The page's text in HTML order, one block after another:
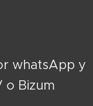
whatsApp y
o Bizum